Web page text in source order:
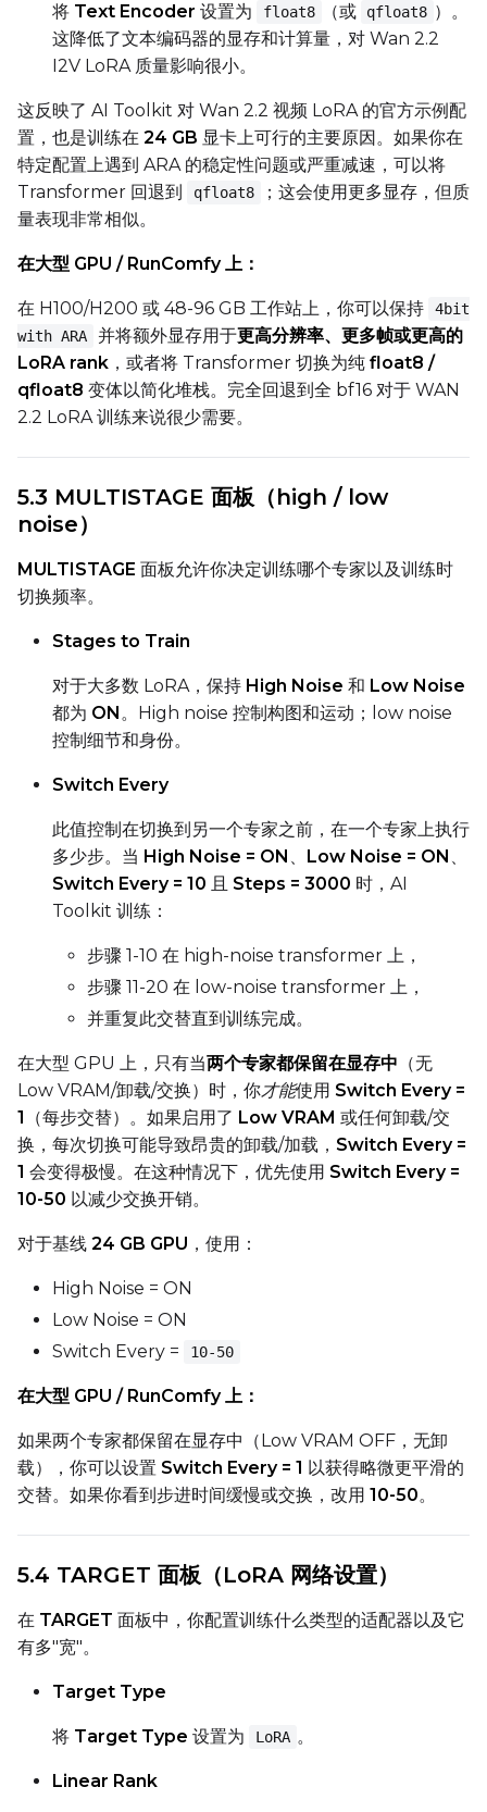
Height
LoRA Scale
将 Text Encoder 设置为 float8 （或 qfloat8 ）。
这降低了文本编码器的显存和计算量，对 Wan 2.2
I2V LoRA 质量影响很小。
这反映了 AI Toolkit 对 Wan 2.2 视频 LoRA 的官方示例配
置，也是训练在 24 GB 显卡上可行的主要原因。如果你在
特定配置上遇到 ARA 的稳定性问题或严重减速，可以将
Transformer 回退到
qfloat8
；这会使用更多显存，但质
量表现非常相似。
在大型 GPU / RunComfy 上：
在 H100/H200 或 48-96 GB 工作站上，你可以保持
4bit
with ARA
并将额外显存用于更高分辨率、更多帧或更高的
LoRA rank ，或者将 Transformer 切换为纯 float8 /
qfloat8 变体以简化堆栈。完全回退到全 bf16 对于 WAN
2.2 LoRA 训练来说很少需要。
5.3 MULTISTAGE 面板（high / low
noise）
MULTISTAGE 面板允许你决定训练哪个专家以及训练时
切换频率。
Stages to Train
对于大多数 LoRA，保持 High Noise 和 Low Noise
都为 ON。High noise 控制构图和运动；low noise
控制细节和身份。
Switch Every
此值控制在切换到另一个专家之前，在一个专家上执行
多少步。当 High Noise = ON 、 Low Noise = ON 、
Switch Every = 10 且 Steps = 3000 时，AI
Toolkit 训练：
步骤 1-10 在 high-noise transformer 上，
步骤 11-20 在 low-noise transformer 上，
并重复此交替直到训练完成。
在大型 GPU 上，只有当两个专家都保留在显存中 （无
Low VRAM/卸载/交换）时，你才能使用 Switch Every =
1
（每步交替）。如果启用了 Low VRAM 或任何卸载/交
换，每次切换可能导致昂贵的卸载/加载， Switch Every =
1 会变得极慢。在这种情况下，优先使用 Switch Every =
10-50 以减少交换开销。
对于基线 24 GB GPU ，使用：
High Noise = ON
Low Noise = ON
Switch Every =
10-50
在大型 GPU / RunComfy 上：
如果两个专家都保留在显存中（Low VRAM OFF，无卸
载），你可以设置 Switch Every = 1 以获得略微更平滑的
交替。如果你看到步进时间缓慢或交换，改用 10-50。
5.4 TARGET 面板（LoRA 网络设置）
在 TARGET 面板中，你配置训练什么类型的适配器以及它
有多"宽"。
Target Type
将 Target Type 设置为 LoRA 。
Linear Rank